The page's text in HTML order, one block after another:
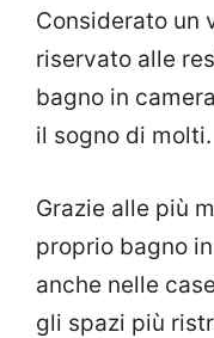
Considerato un
riservato alle
bagno in
il sogno di molti.
Grazie alle più
proprio bagno
anche nelle
gli spazi più